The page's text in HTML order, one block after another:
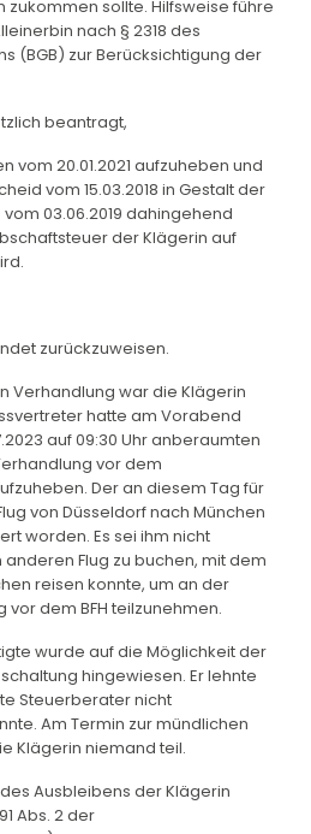
sollte. Hilfsweise führe
nach § 2318 des
(BGB) zur Berücksichtigung der
beantragt,
vom 20.01.2021 aufzuheben und
vom 15.03.2018 in Gestalt der
03.06.2019 dahingehend
der Klägerin auf
zurückzuweisen.
Verhandlung war die Klägerin
hatte am Vorabend
auf 09:30 Uhr anberaumten
vor dem
Der an diesem Tag für
von Düsseldorf nach München
worden. Es sei ihm nicht
Flug zu buchen, mit dem
reisen konnte, um an der
dem BFH teilzunehmen.
wurde auf die Möglichkeit der
hingewiesen. Er lehnte
Steuerberater nicht
Am Termin zur mündlichen
Klägerin niemand teil.
Ausbleibens der Klägerin
Abs. 2 der